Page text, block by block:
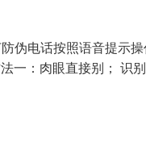
伪电话按照语音提示
一：肉眼直接别； 识别